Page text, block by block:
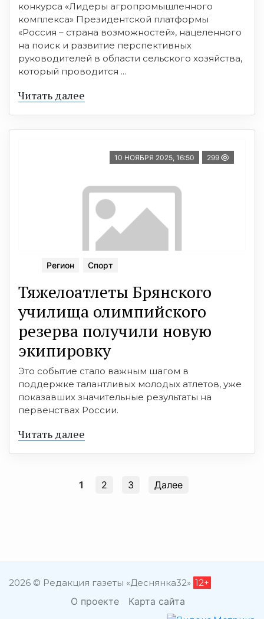
конкурса «Лидеры агропромышленного
комплекса» Президентской платформы
«Россия – страна возможностей», нацеленного
на поиск и развитие перспективных
руководителей в области сельского хозяйства,
который проводится ...
Читать далее
10 НОЯБРЯ 2025, 16:50 299
Регион Спорт
Тяжелоатлеты Брянского
училища олимпийского
резерва получили новую
экипировку
Это событие стало важным шагом в
поддержке талантливых молодых атлетов, уже
показавших значительные результаты на
первенствах России.
Читать далее
1 2 3 Далее
2026 © Редакция газеты «Деснянка32» 12+
О проекте Карта сайта